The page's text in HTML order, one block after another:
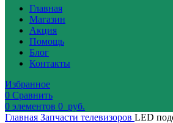
Главная
Магазин
Акция
Помощь
Блог
Контакты
Избранное
0 Сравнить
0 элементов 0 руб.
Главная Запчасти телевизоров LED